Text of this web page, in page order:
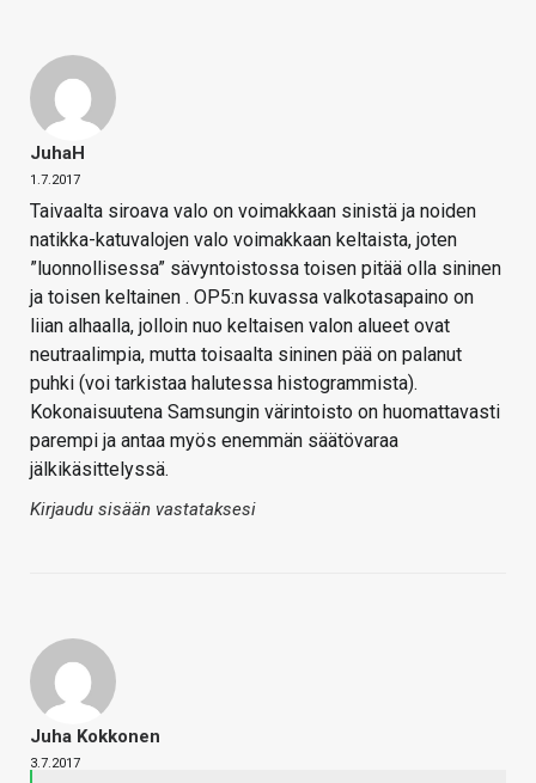
JuhaH
1.7.2017
Taivaalta siroava valo on voimakkaan sinistä ja noiden
natikka-katuvalojen valo voimakkaan keltaista, joten
”luonnollisessa” sävyntoistossa toisen pitää olla sininen
ja toisen keltainen . OP5:n kuvassa valkotasapaino on
liian alhaalla, jolloin nuo keltaisen valon alueet ovat
neutraalimpia, mutta toisaalta sininen pää on palanut
puhki (voi tarkistaa halutessa histogrammista).
Kokonaisuutena Samsungin värintoisto on huomattavasti
parempi ja antaa myös enemmän säätövaraa
jälkikäsittelyssä.
Kirjaudu sisään vastataksesi
Juha Kokkonen
3.7.2017